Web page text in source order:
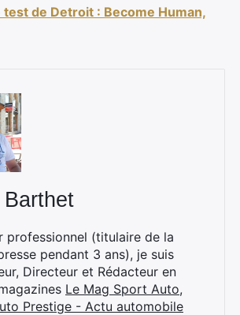
de Detroit : Become Human,
professionnel (titulaire de la
pendant 3 ans), je suis
Directeur et Rédacteur en
Le Mag Sport Auto,
Prestige - Actu automobile